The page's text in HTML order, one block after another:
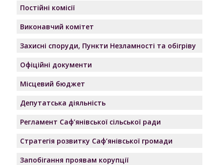
Постійні комісії
Виконавчий комітет
Захисні споруди, Пункти Незламності та обігріву
Офіційні документи
Місцевий бюджет
Депутатська діяльність
Регламент Саф’янівської сільської ради
Стратегія розвитку Саф’янівської громади
Запобігання проявам корупції